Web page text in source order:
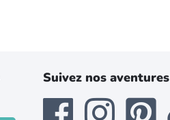
Suivez nos aventures